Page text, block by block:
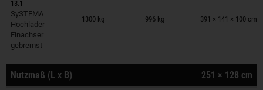
13.1
SySTEMA
Hochlader
Einachser
gebremst
1300 kg 996 kg 391 × 141 × 100 cm
Anhänger auf Merkzettel
Nutzmaß (L x B) 251 × 128 cm